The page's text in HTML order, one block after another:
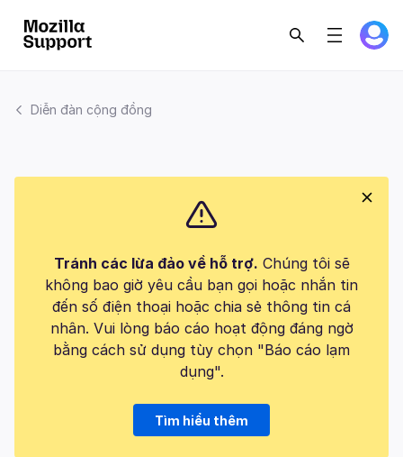
Diễn đàn cộng đồng
Tránh các lừa đảo về hỗ trợ. Chúng tôi sẽ
không bao giờ yêu cầu bạn gọi hoặc nhắn tin
đến số điện thoại hoặc chia sẻ thông tin cá
nhân. Vui lòng báo cáo hoạt động đáng ngờ
bằng cách sử dụng tùy chọn "Báo cáo lạm
dụng".
Tìm hiểu thêm